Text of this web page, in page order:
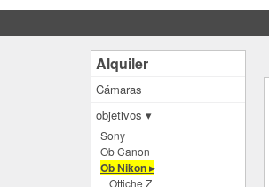
Alquiler
Cámaras
objetivos ▾
Sony
Ob Canon
Ob Nikon ▸
Ottiche Z